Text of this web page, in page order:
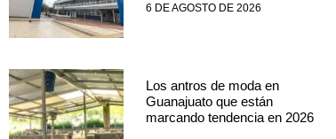
6 DE AGOSTO DE 2026
Los antros de moda en
Guanajuato que están
marcando tendencia en 2026